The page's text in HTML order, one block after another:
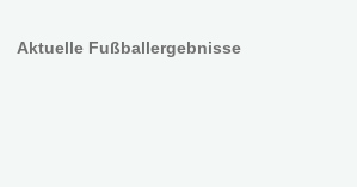
Aktuelle Fußballergebnisse